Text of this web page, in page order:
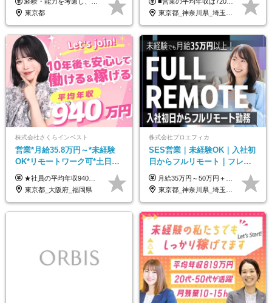
東京都
え/成約率90％
東京都_神奈川県_埼玉県_千葉県_大阪府_愛知県_北海道_宮城県_栃木県_群馬県_静岡県_兵庫県_京都府_岡山県_熊本県
株式会社さくらインベスト
営業*月給35.8万円～*未経験
OK*リモートワーク可*土日祝
休み*年休123日以上*転職者全
員が収入UP
★社員の平均年収940万円（※2025年11月時点） ★転職者は全員収入アップを実現 ★入社半年で昇給した実績あり！ 【営業未経験】 月給35万8,000円～（固定残業代含む）＋インセンティブ ＋賞与年2回 【管理職候補】 月給40万円～100万円＋インセンティブ＋賞与年2回 ※固定残業代は、時間外労働の有無にかかわらず月25時間分（月5万8,000円～）を支給します。 ※上記を超える時間外労働分は、別途追加で支給します。 ＼月給額が高い理由について／ 当社が扱うのは、1件あたり100万円以上となる高単価な金融商品です。 そのため月給ベースも高く設定して社員に還元しています。 ＜試用期間中の給与＞※営業未経験の方 試用期間2カ月あり。 月給25万円＋営業手当5万円（資格取得後より日割り支給） ※残業代は別途全額支給します。 ※その他の待遇に差異はありません。 ★時短勤務も可能です ・7時間勤務：月給26万2,500円～＋インセンティブ＋賞与（年2回） ・6時間勤務：月給24万円～＋インセンティブ＋賞与（年2回） （時短勤務例）9:00-16:00、10:00-17:00など
東京都_大阪府_福岡県
株式会社プロエフィカ
SES営業｜未経験OK｜入社初
日からフルリモート｜フレッ
クス可｜残業月平均10h以下｜
事業立ち上げメンバー
月給35万円～50万円＋交通費 ◎経験やスキルを考慮し、最大限優遇します ◎上記月給は固定残業代月40時間分(月10万9,375～)を含みます。残業時間が超過した場合はその分追加支給します ◎試用期間6カ月あり(給与や待遇は同じです)
東京都_神奈川県_埼玉県_千葉県_大阪府_愛知県_北海道_青森県_岩手県_宮城県_秋田県_山形県_福島県_茨城県_栃木県_群馬県_新潟県_山梨県_長野県_富山県_石川県_福井県_静岡県_岐阜県_三重県_兵庫県_京都府_滋賀県_奈良県_和歌山県_広島県_岡山県_鳥取県_島根県_山口県_徳島県_香川県_愛媛県_高知県_福岡県_熊本県_佐賀県_長崎県_大分県_宮崎県_鹿児島県_沖縄県